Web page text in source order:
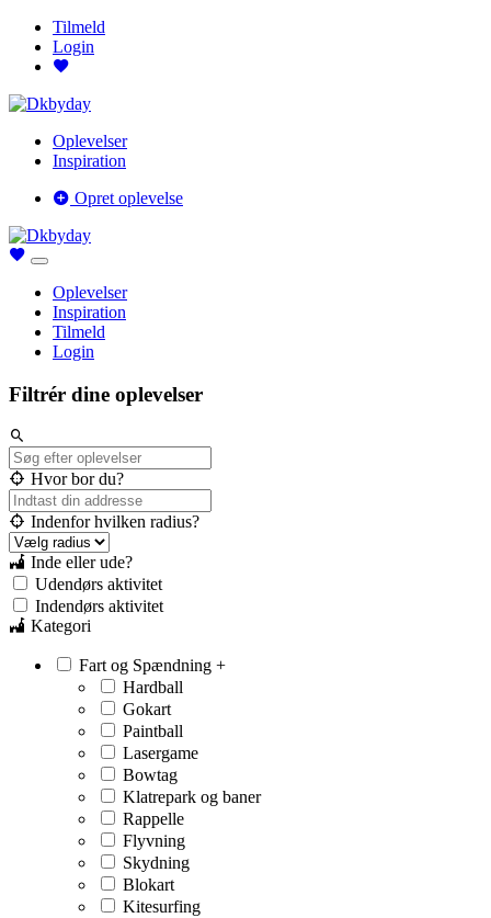
Tilmeld
Login
Oplevelser
Inspiration
Opret oplevelse
Oplevelser
Inspiration
Tilmeld
Login
Filtrér dine oplevelser
Hvor bor du?
Indenfor hvilken radius?
Inde eller ude?
Udendørs aktivitet
Indendørs aktivitet
Kategori
Fart og Spændning +
Hardball
Gokart
Paintball
Lasergame
Bowtag
Klatrepark og baner
Rappelle
Flyvning
Skydning
Blokart
Kitesurfing